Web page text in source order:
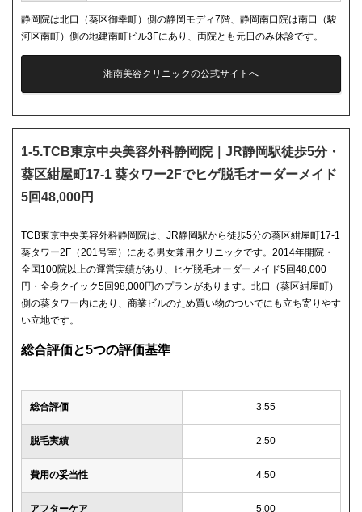
静岡院は北口（葵区御幸町）側の静岡モディ7階、静岡南口院は南口（駿
河区南町）側の地建南町ビル3Fにあり、両院とも元日のみ休診です。
湘南美容クリニックの公式サイトへ
1-5.TCB東京中央美容外科静岡院｜JR静岡駅徒歩5分・
葵区紺屋町17-1 葵タワー2Fでヒゲ脱毛オーダーメイド
5回48,000円
TCB東京中央美容外科静岡院は、JR静岡駅から徒歩5分の葵区紺屋町17-1
葵タワー2F（201号室）にある男女兼用クリニックです。2014年開院・
全国100院以上の運営実績があり、ヒゲ脱毛オーダーメイド5回48,000
円・全身クイック5回98,000円のプランがあります。北口（葵区紺屋町）
側の葵タワー内にあり、商業ビルのため買い物のついでにも立ち寄りやす
い立地です。
総合評価と5つの評価基準
総合評価 3.55
脱毛実績 2.50
費用の妥当性 4.50
アフターケア 5.00